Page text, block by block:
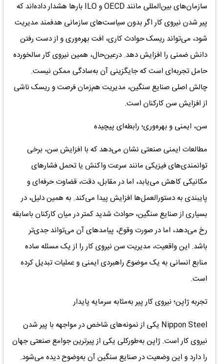
سازمان‌های بین‌المللی مانند OECD و ILO بارها هشدار داده‌اند که
پیر شدن نیروی کار اگر بدون سیاست‌های سازمانی هدفمند مدیریت
شود، می‌تواند ریسک حوادث کاری، افت بهره‌وری و از دست رفتن
دانش ضمنی را افزایش دهد. درعین‌حال، همین نیروی کار سالخورده
حامل تجربه‌ای است که جایگزینی آن به‌سادگی ممکن نیست.
چالش اصلی صنایع سنگین، مدیریت هم‌زمان فرصت و ریسک ناشی
از افزایش سن کارکنان است.
سن، ایمنی و بهره‌وری؛ رابطه‌ای پیچیده
مطالعات ایمنی صنعتی نشان می‌دهد که با افزایش سن، برخی
توانمندی‌های فیزیکی مانند سرعت واکنش یا تحمل فشارهای
مکانیکی کاهش می‌یابد، اما در مقابل، دقت، قضاوت حرفه‌ای و
پایبندی به دستورالعمل‌ها افزایش پیدا می‌کند. به همین دلیل، در
بسیاری از صنایع سنگین، حوادث شدید کمتر در میان کارکنان باسابقه
رخ می‌دهد، اما در صورت وقوع، پیامدهای آن می‌تواند جدی‌تر
باشد. این واقعیت، مدیریت سن نیروی کار را از یک مسئله ساده
منابع انسانی به یک موضوع راهبردی ایمنی و عملیات تبدیل کرده
است.
تجربه ژاپن؛ نیروی کار پیر به‌مثابه سرمایه پایدار
Nippon Steel یکی از نمونه‌های شاخص در مواجهه با پیر شدن
نیروی کار است. ژاپن به‌طورکلی یکی از پیرترین جوامع صنعتی جهان
را دارد و این وضعیت در صنایع سنگین آن به‌وضوح دیده می‌شود.